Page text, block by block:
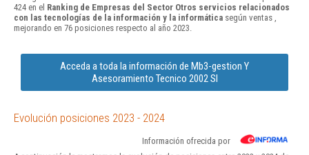
424 en el Ranking de Empresas del Sector Otros servicios relacionados
con las tecnologías de la información y la informática según ventas ,
mejorando en 76 posiciones respecto al año 2023.
Acceda a toda la información de Mb3-gestion Y
Asesoramiento Tecnico 2002 Sl
Evolución posiciones 2023 - 2024
Información ofrecida por